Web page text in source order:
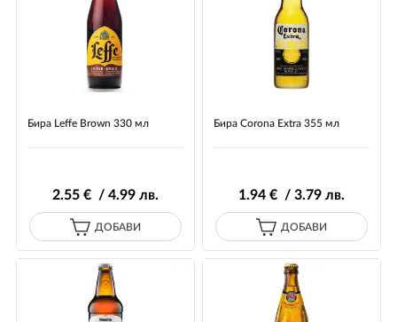
Бира Leffe Brown 330 мл
2.55€ / 4.99лв.
ДОБАВИ
Бира Corona Extra 355 мл
1.94 € / 3.79 лв.
ДОБАВИ